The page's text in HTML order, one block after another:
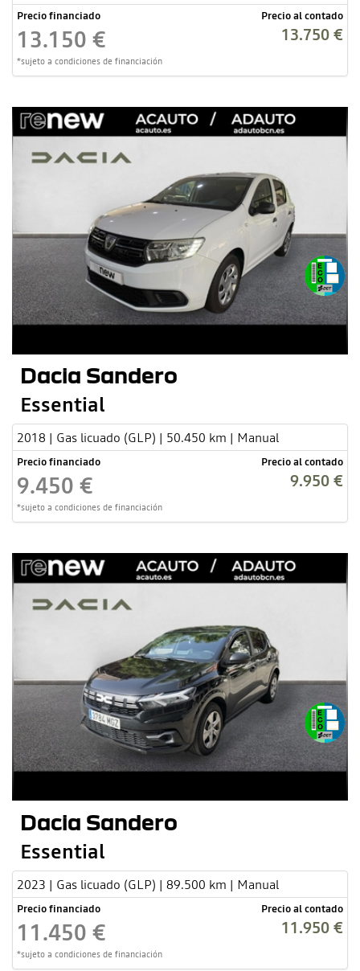
Precio financiado
13.150 €
*sujeto a condiciones de financiación
Precio al contado
13.750 €
Dacia Sandero
Essential
2018 | Gas licuado (GLP) | 50.450 km | Manual
Precio financiado
9.450 €
*sujeto a condiciones de financiación
Precio al contado
9.950 €
Dacia Sandero
Essential
2023 | Gas licuado (GLP) | 89.500 km | Manual
Precio financiado
11.450 €
*sujeto a condiciones de financiación
Precio al contado
11.950 €